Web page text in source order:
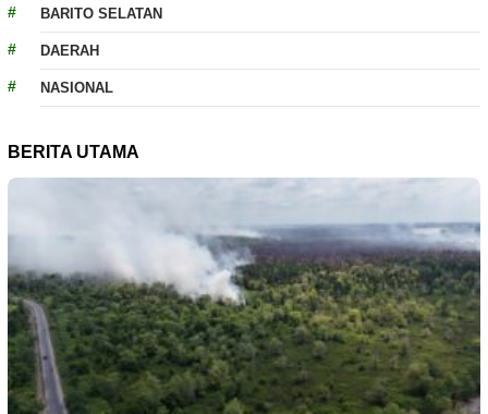
BARITO SELATAN
DAERAH
NASIONAL
BERITA UTAMA